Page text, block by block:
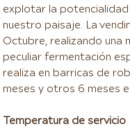
explotar la
nuestro paisaje. La
Octubre, realizando una
peculiar fermentación
realiza en barricas de
meses y otros 6 meses
Temperatura de servicio